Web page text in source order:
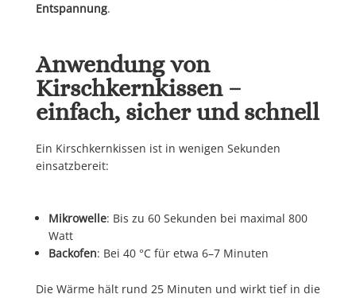
Entspannung.
Anwendung von
Kirschkernkissen –
einfach, sicher und schnell
Ein Kirschkernkissen ist in wenigen Sekunden
einsatzbereit:
Mikrowelle: Bis zu 60 Sekunden bei maximal 800
Watt
Backofen: Bei 40 °C für etwa 6–7 Minuten
Die Wärme hält rund 25 Minuten und wirkt tief in die